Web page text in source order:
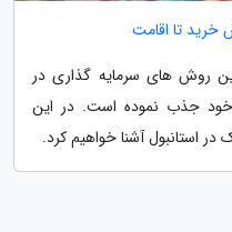
روش های سرمایه گذاری در
خود جذب نموده است. در این
استانبول آشنا خواهیم کرد.